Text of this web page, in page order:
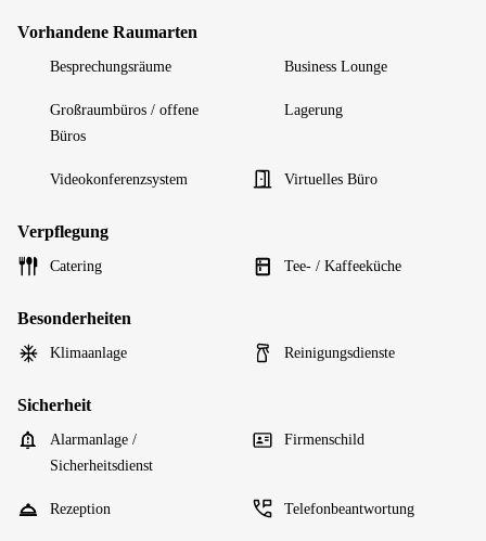
Vorhandene Raumarten
Besprechungsräume Business Lounge
Großraumbüros / offene
Büros
Lagerung
Videokonferenzsystem Virtuelles Büro
Verpflegung
Catering Tee- / Kaffeeküche
Besonderheiten
Klimaanlage Reinigungsdienste
Sicherheit
Alarmanlage /
Sicherheitsdienst
Firmenschild
Rezeption Telefonbeantwortung